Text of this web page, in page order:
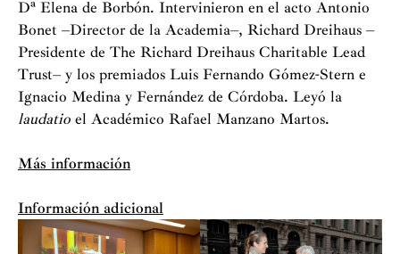
Dª Elena de Borbón. Intervinieron en el acto Antonio
Bonet –Director de la Academia–, Richard Dreihaus –
Presidente de The Richard Dreihaus Charitable Lead
Trust– y los premiados Luis Fernando Gómez-Stern e
Ignacio Medina y Fernández de Córdoba. Leyó la
laudatio el Académico Rafael Manzano Martos.
Más información
Información adicional